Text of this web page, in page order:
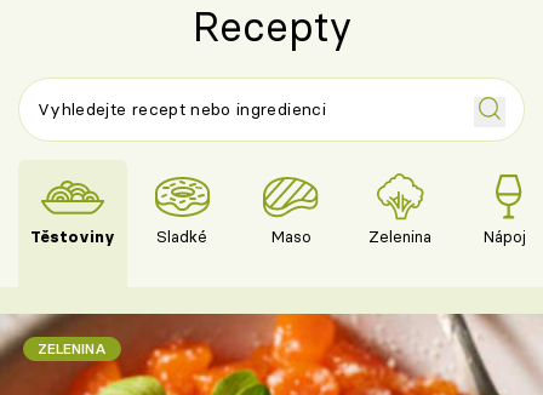
Recepty
Těstoviny Sladké Maso Zelenina Nápoje
ZELENINA